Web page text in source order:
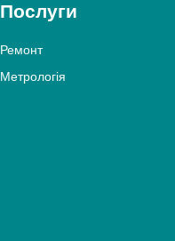
Послуги
Ремонт
Метрологія